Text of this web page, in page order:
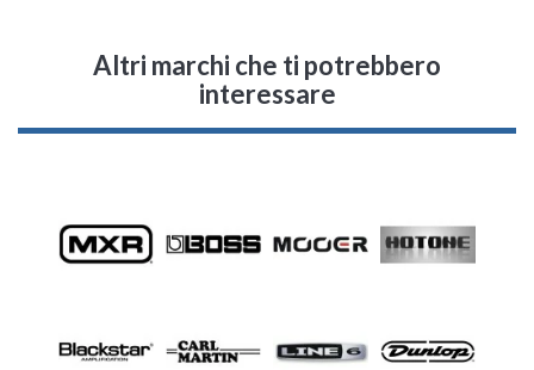
Altri marchi che ti potrebbero
interessare